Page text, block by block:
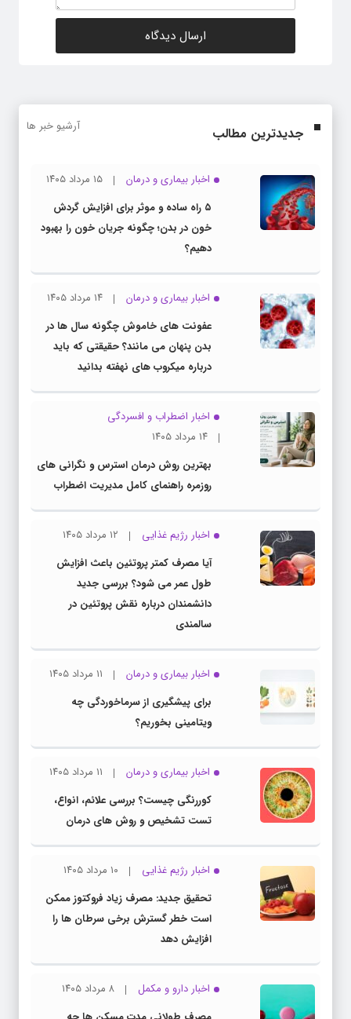
جدیدترین مطالب آرشیو خبر ها
اخبار بیماری و درمان
۱۵ مرداد ۱۴۰۵
۵ راه ساده و موثر برای افزایش گردش
خون در بدن؛ چگونه جریان خون را بهبود
دهیم؟
اخبار بیماری و درمان
۱۴ مرداد ۱۴۰۵
عفونت های خاموش چگونه سال ها در
بدن پنهان می مانند؟ حقیقتی که باید
درباره میکروب های نهفته بدانید
اخبار اضطراب و افسردگی
۱۴ مرداد ۱۴۰۵
بهترین روش درمان استرس و نگرانی های
روزمره راهنمای کامل مدیریت اضطراب
اخبار رژیم غذایی
۱۲ مرداد ۱۴۰۵
آیا مصرف کمتر پروتئین باعث افزایش
طول عمر می شود؟ بررسی جدید
دانشمندان درباره نقش پروتئین در
سالمندی
اخبار بیماری و درمان
۱۱ مرداد ۱۴۰۵
برای پیشگیری از سرماخوردگی چه
ویتامینی بخوریم؟
اخبار بیماری و درمان
۱۱ مرداد ۱۴۰۵
کوررنگی چیست؟ بررسی علائم، انواع،
تست تشخیص و روش های درمان
اخبار رژیم غذایی
۱۰ مرداد ۱۴۰۵
تحقیق جدید: مصرف زیاد فروکتوز ممکن
است خطر گسترش برخی سرطان ها را
افزایش دهد
اخبار دارو و مکمل
۸ مرداد ۱۴۰۵